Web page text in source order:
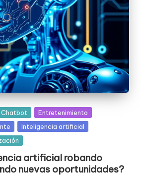
Chatbot
Entretenimiento
Inteligencia artificial
artificial robando
nuevas oportunidades?